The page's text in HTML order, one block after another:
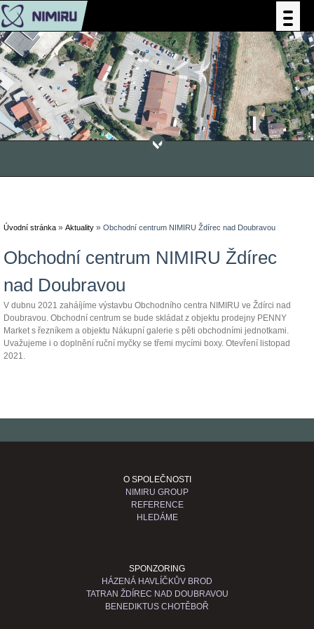
Úvodní stránka » Aktuality » Obchodní centrum NIMIRU Ždírec nad Doubravou
Obchodní centrum NIMIRU Ždírec
nad Doubravou
V dubnu 2021 zaháíjíme výstavbu Obchodního centra NIMIRU ve Ždírci nad
Doubravou. Obchodní centrum se bude skládat z objektu prodejny PENNY
Market s řezníkem a objektu Nákupní galerie s pěti obchodními jednotkami.
Uvažujeme i o doplnění ruční myčky se třemi mycími boxy. Otevření listopad
2021.
O SPOLEČNOSTI
NIMIRU GROUP
REFERENCE
HLEDÁME
SPONZORING
HÁZENÁ HAVLÍČKŮV BROD
TATRAN ŽDÍREC NAD DOUBRAVOU
BENEDIKTUS CHOTĚBOŘ